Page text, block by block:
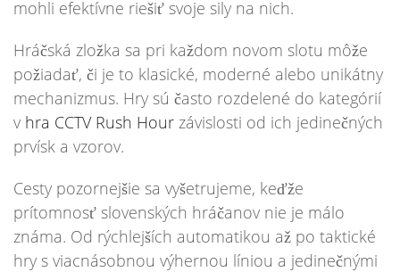
mohli efektívne riešiť svoje sily na nich.
Hráčská zložka sa pri každom novom slotu môže
požiadať, či je to klasické, moderné alebo unikátny
mechanizmus. Hry sú často rozdelené do kategórií
v hra CCTV Rush Hour závislosti od ich jedinečných
prvísk a vzorov.
Cesty pozornejšie sa vyšetrujeme, keďže
prítomnosť slovenských hráčanov nie je málo
známa. Od rýchlejších automatikou až po taktické
hry s viacnásobnou výhernou líniou a jedinečnými